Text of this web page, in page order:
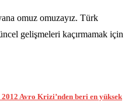
omuz omuzayız. Türk
gelişmeleri kaçırmamak için
Avro Krizi’nden beri en yüksek